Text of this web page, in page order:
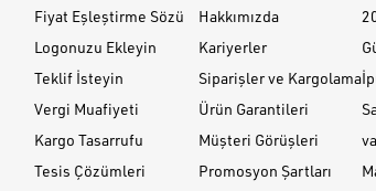
Fiyat Eşleştirme Sözü
Logonuzu Ekleyin
Teklif İsteyin
Vergi Muafiyeti
Kargo Tasarrufu
Tesis Çözümleri
Hakkımızda
Kariyerler
Siparişler ve Kargolama
Ürün Garantileri
Müşteri Görüşleri
Promosyon Şartları